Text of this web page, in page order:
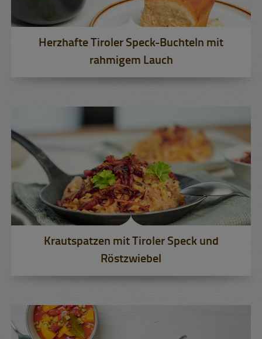
Herzhafte Tiroler Speck-Buchteln mit
rahmigem Lauch
Krautspatzen mit Tiroler Speck und
Röstzwiebel